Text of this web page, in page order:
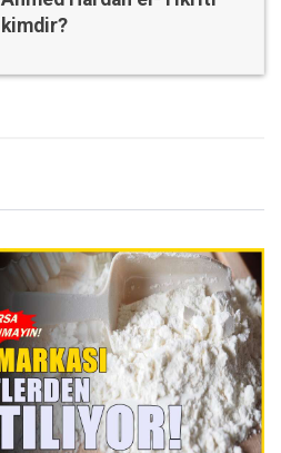
kimdir?